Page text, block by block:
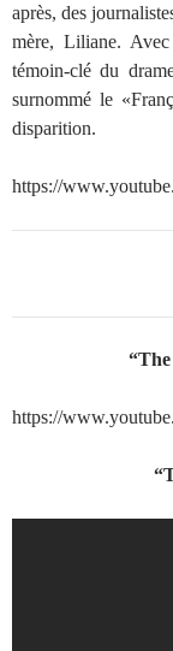
après, des
mère, Liliane. Avec
témoin-clé du
surnommé le
disparition.
https://
https://